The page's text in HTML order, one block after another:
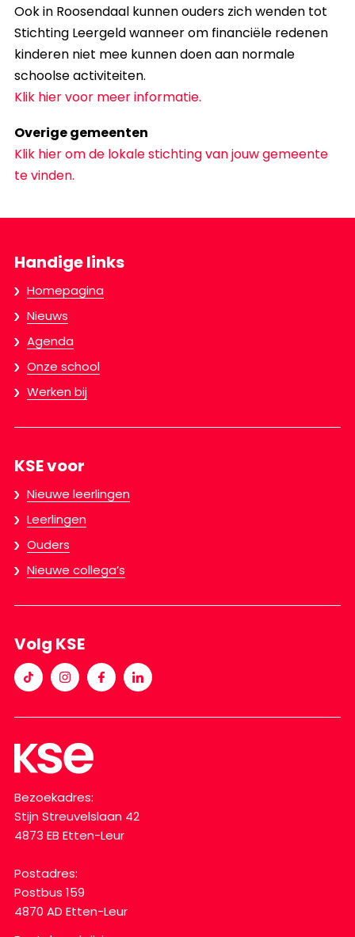
Ook in Roosendaal kunnen ouders zich wenden tot
Stichting Leergeld wanneer om financiële redenen
kinderen niet mee kunnen doen aan normale
schoolse activiteiten.
Klik hier voor meer informatie.
Overige gemeenten
Klik hier om de lokale stichting van jouw gemeente
te vinden.
Handige links
Homepagina
Nieuws
Agenda
Onze school
Werken bij
KSE voor
Nieuwe leerlingen
Leerlingen
Ouders
Nieuwe collega’s
Volg KSE
Bezoekadres:
Stijn Streuvelslaan 42
4873 EB Etten-Leur
Postadres:
Postbus 159
4870 AD Etten-Leur